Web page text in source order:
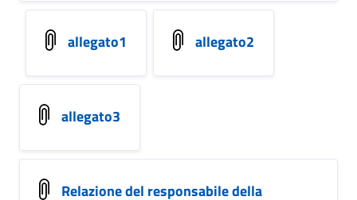
allegato1 allegato2
allegato3
Relazione del responsabile della